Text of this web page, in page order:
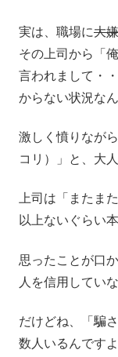
実は、職場に大
その上司から「
言われまして・
からない状況な
激しく憤りなが
コリ）」と、大
上司は「またま
以上ないぐらい
思ったことが口
人を信用してい
だけどね、「騙
数人いるんです